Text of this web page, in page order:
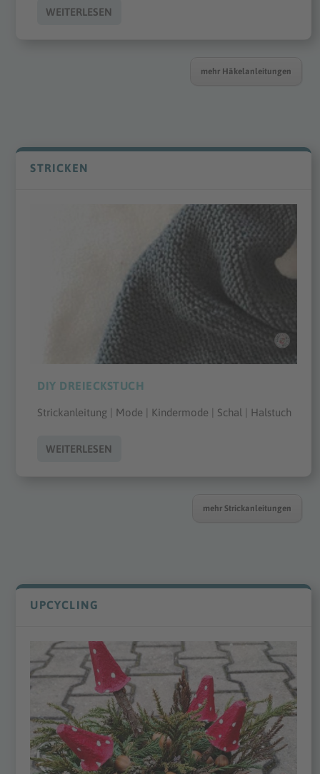
WEITERLESEN
mehr Häkelanleitungen
STRICKEN
DIY DREIECKSTUCH
Strickanleitung | Mode | Kindermode | Schal | Halstuch
WEITERLESEN
mehr Strickanleitungen
UPCYCLING